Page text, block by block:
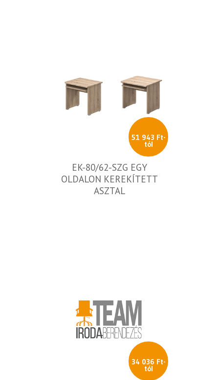
51 943 Ft-
tól
EK-80/62-SZG EGY
OLDALON KEREKÍTETT
ASZTAL
34 036 Ft-
tól